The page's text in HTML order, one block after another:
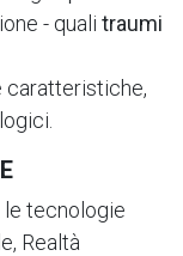
- quali traumi
caratteristiche,
le tecnologie
Realtà